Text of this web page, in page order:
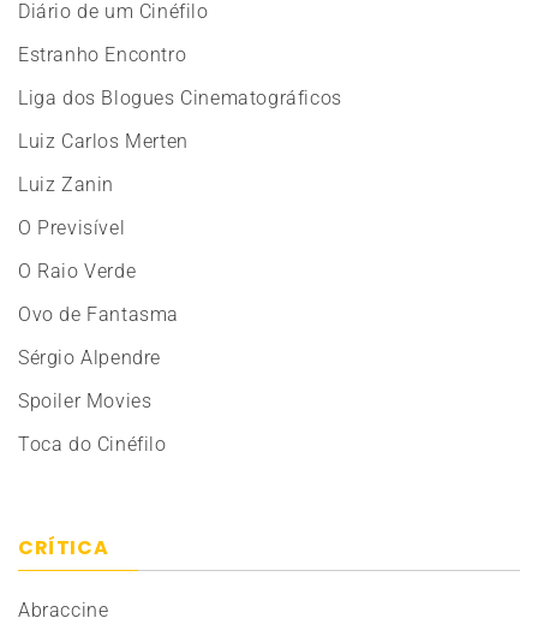
Diário de um Cinéfilo
Estranho Encontro
Liga dos Blogues Cinematográficos
Luiz Carlos Merten
Luiz Zanin
O Previsível
O Raio Verde
Ovo de Fantasma
Sérgio Alpendre
Spoiler Movies
Toca do Cinéfilo
CRÍTICA
Abraccine